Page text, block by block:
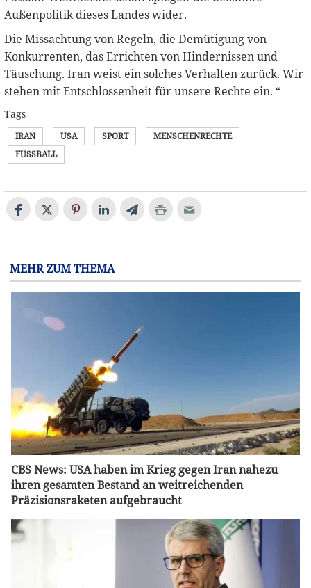
Außenpolitik dieses Landes wider.
Die Missachtung von Regeln, die Demütigung von
Konkurrenten, das Errichten von Hindernissen und
Täuschung. Iran weist ein solches Verhalten zurück. Wir
stehen mit Entschlossenheit für unsere Rechte ein. “
Tags
IRAN USA SPORT
MENSCHENRECHTE
FUSSBALL
MEHR ZUM THEMA
CBS News: USA haben im Krieg gegen Iran nahezu
ihren gesamten Bestand an weitreichenden
Präzisionsraketen aufgebraucht